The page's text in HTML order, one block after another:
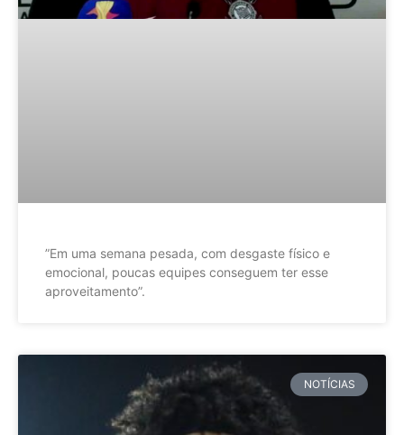
”Em uma semana pesada, com desgaste físico e
emocional, poucas equipes conseguem ter esse
aproveitamento”.
NOTÍCIAS